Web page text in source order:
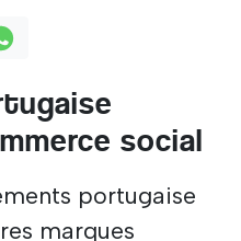
social
portugaise
marques